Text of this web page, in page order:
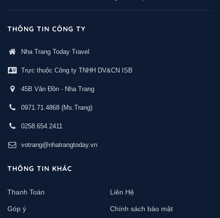
THÔNG TIN CÔNG TY
Nha Trang Today Travel
Trực thuộc Công ty TNHH DV&CN ISB
45B Vân Đồn - Nha Trang
0971.71.4868 (Ms.Trang)
0258.654.2411
votrang@nhatrangtoday.vn
THÔNG TIN KHÁC
Thanh Toán Liên Hệ
Góp ý Chính sách bảo mật